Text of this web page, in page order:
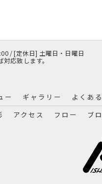
/ [定休日] 土曜日・日曜日
応致します。
ー ギャラリー よくあ
アクセス フロー ブ